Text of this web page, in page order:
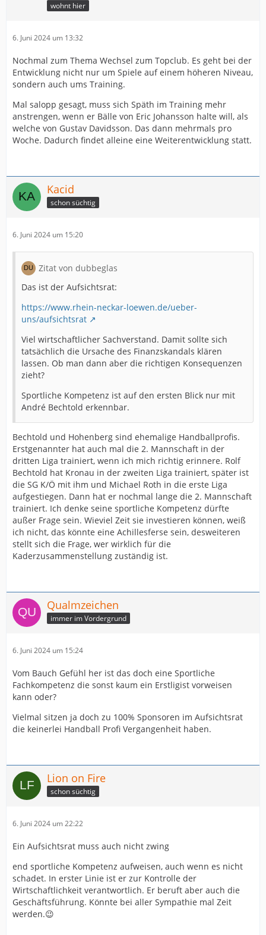
wohnt hier
6. Juni 2024 um 13:32
Nochmal zum Thema Wechsel zum Topclub. Es geht bei der
Entwicklung nicht nur um Spiele auf einem höheren Niveau,
sondern auch ums Training.
Mal salopp gesagt, muss sich Späth im Training mehr
anstrengen, wenn er Bälle von Eric Johansson halte will, als
welche von Gustav Davidsson. Das dann mehrmals pro
Woche. Dadurch findet alleine eine Weiterentwicklung statt.
Kacid
schon süchtig
6. Juni 2024 um 15:20
Zitat von dubbeglas
Das ist der Aufsichtsrat:
https://www.rhein-neckar-loewen.de/ueber-
uns/aufsichtsrat
Viel wirtschaftlicher Sachverstand. Damit sollte sich
tatsächlich die Ursache des Finanzskandals klären
lassen. Ob man dann aber die richtigen Konsequenzen
zieht?
Sportliche Kompetenz ist auf den ersten Blick nur mit
André Bechtold erkennbar.
Bechtold und Hohenberg sind ehemalige Handballprofis.
Erstgenannter hat auch mal die 2. Mannschaft in der
dritten Liga trainiert, wenn ich mich richtig erinnere. Rolf
Bechtold hat Kronau in der zweiten Liga trainiert, später ist
die SG K/Ö mit ihm und Michael Roth in die erste Liga
aufgestiegen. Dann hat er nochmal lange die 2. Mannschaft
trainiert. Ich denke seine sportliche Kompetenz dürfte
außer Frage sein. Wieviel Zeit sie investieren können, weiß
ich nicht, das könnte eine Achillesferse sein, desweiteren
stellt sich die Frage, wer wirklich für die
Kaderzusammenstellung zuständig ist.
Qualmzeichen
immer im Vordergrund
6. Juni 2024 um 15:24
Vom Bauch Gefühl her ist das doch eine Sportliche
Fachkompetenz die sonst kaum ein Erstligist vorweisen
kann oder?
Vielmal sitzen ja doch zu 100% Sponsoren im Aufsichtsrat
die keinerlei Handball Profi Vergangenheit haben.
Lion on Fire
schon süchtig
6. Juni 2024 um 22:22
Ein Aufsichtsrat muss auch nicht zwing
end sportliche Kompetenz aufweisen, auch wenn es nicht
schadet. In erster Linie ist er zur Kontrolle der
Wirtschaftlichkeit verantwortlich. Er beruft aber auch die
Geschäftsführung. Könnte bei aller Sympathie mal Zeit
werden.😉